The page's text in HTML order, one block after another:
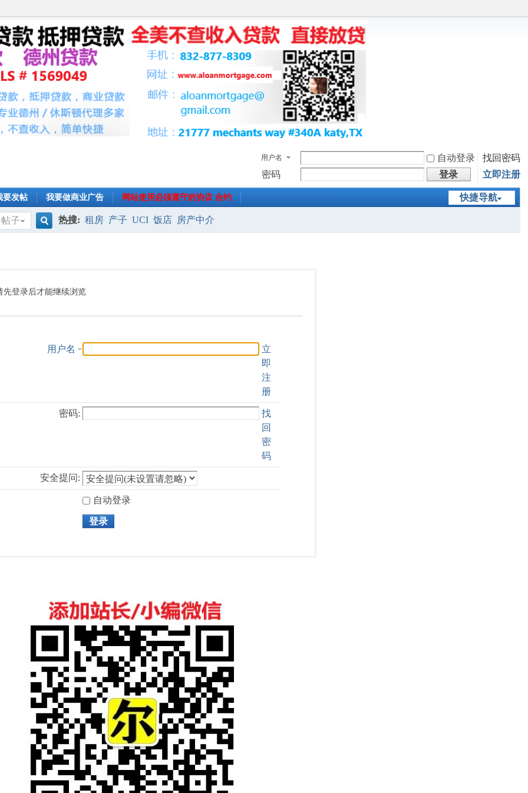
用户名 自动登录
找回密码
密码
登录 立即注册
快捷导航
要发帖 我要做商业广告 网站使用必须遵守的协议 合约
帖子
索
热搜: 租房 产子 UCI 饭店 房产中介
先登录后才能继续浏览
用户名
立
即
注
册
密码:
找
回
密
码
安全提问:
自动登录
登录